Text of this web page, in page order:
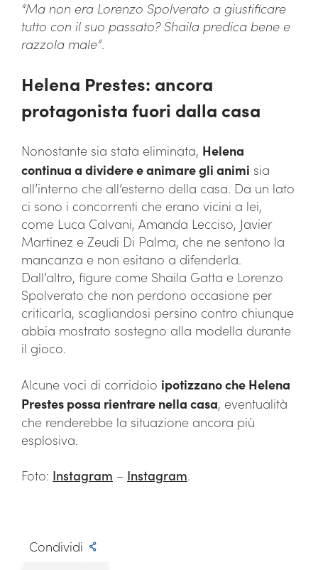
“Ma non era Lorenzo Spolverato a giustificare
tutto con il suo passato? Shaila predica bene e
razzola male”.
Helena Prestes: ancora
protagonista fuori dalla casa
Nonostante sia stata eliminata, Helena
continua a dividere e animare gli animi sia
all’interno che all’esterno della casa. Da un lato
ci sono i concorrenti che erano vicini a lei,
come Luca Calvani, Amanda Lecciso, Javier
Martinez e Zeudi Di Palma, che ne sentono la
mancanza e non esitano a difenderla.
Dall’altro, figure come Shaila Gatta e Lorenzo
Spolverato che non perdono occasione per
criticarla, scagliandosi persino contro chiunque
abbia mostrato sostegno alla modella durante
il gioco.
Alcune voci di corridoio ipotizzano che Helena
Prestes possa rientrare nella casa, eventualità
che renderebbe la situazione ancora più
esplosiva.
Foto: Instagram – Instagram.
Condividi